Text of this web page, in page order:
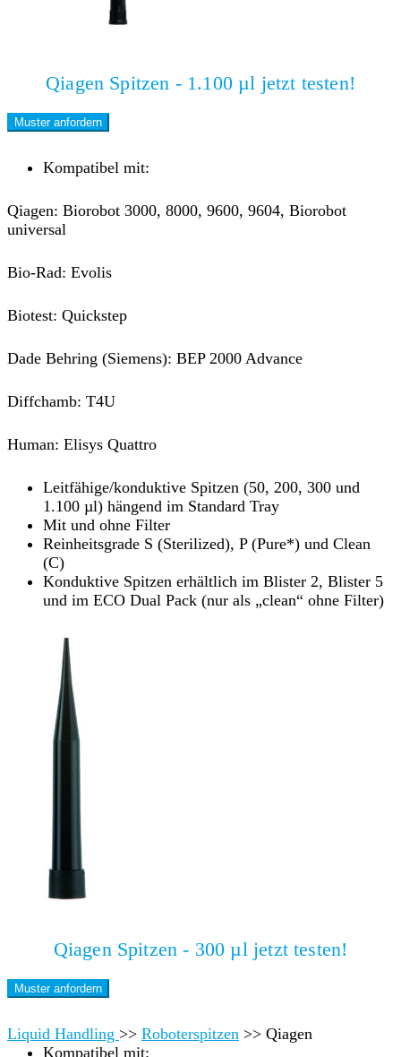
Qiagen Spitzen - 1.100 µl jetzt testen!
Muster anfordern
Kompatibel mit:
Qiagen: Biorobot 3000, 8000, 9600, 9604, Biorobot
universal
Bio-Rad: Evolis
Biotest: Quickstep
Dade Behring (Siemens): BEP 2000 Advance
Diffchamb: T4U
Human: Elisys Quattro
Leitfähige/konduktive Spitzen (50, 200, 300 und
1.100 µl) hängend im Standard Tray
Mit und ohne Filter
Reinheitsgrade S (Sterilized), P (Pure*) und Clean
(C)
Konduktive Spitzen erhältlich im Blister 2, Blister 5
und im ECO Dual Pack (nur als „clean“ ohne Filter)
Qiagen Spitzen - 300 µl jetzt testen!
Muster anfordern
Liquid Handling >> Roboterspitzen >> Qiagen
Kompatibel mit: